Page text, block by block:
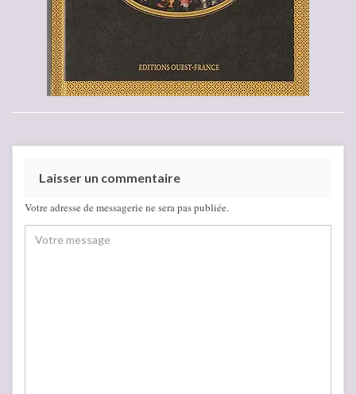
Laisser un commentaire
Votre adresse de messagerie ne sera pas publiée.